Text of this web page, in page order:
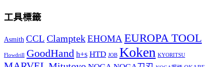
工具標籤
Asmith CCL ClamptekEHOMAEUROPA TOOL
Flowdrill GoodHand h+s HTD JOB Koken KYORITSU